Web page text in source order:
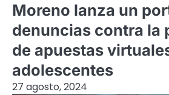
Moreno lanza un
denuncias contra la
de apuestas
adolescentes
27 agosto, 2024